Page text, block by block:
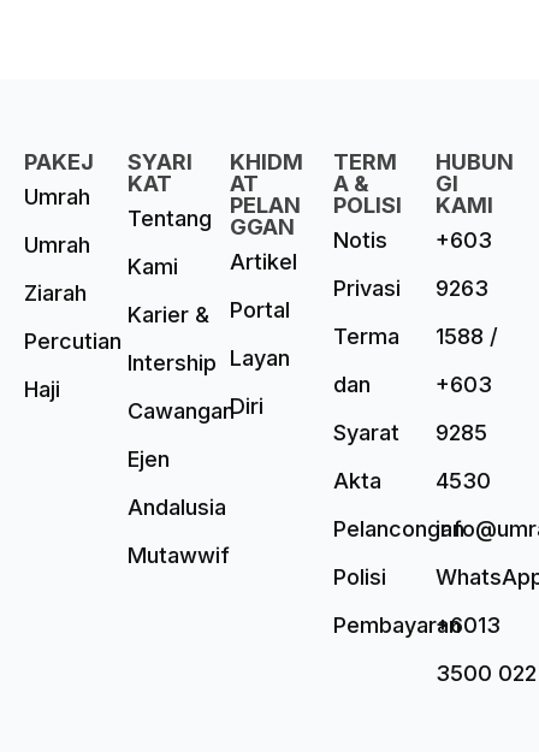
PAKEJ
Umrah
Umrah
Ziarah
Percutian
Haji
SYARI
KAT
Tentang
Kami
Karier &
Intership
Cawangan
Ejen
Andalusia
Mutawwif
KHIDM
AT
PELAN
GGAN
Artikel
Portal
Layan
Diri
TERM
A &
POLISI
Notis
Privasi
Terma
dan
Syarat
Akta
Pelancongan
Polisi
Pembayaran
HUBUN
GI
KAMI
+603
9263
1588 /
+603
9285
4530
+6013
3500 022